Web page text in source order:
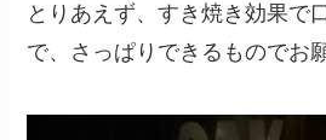
とりあえず、すき焼き効果で
で、さっぱりできるものでお